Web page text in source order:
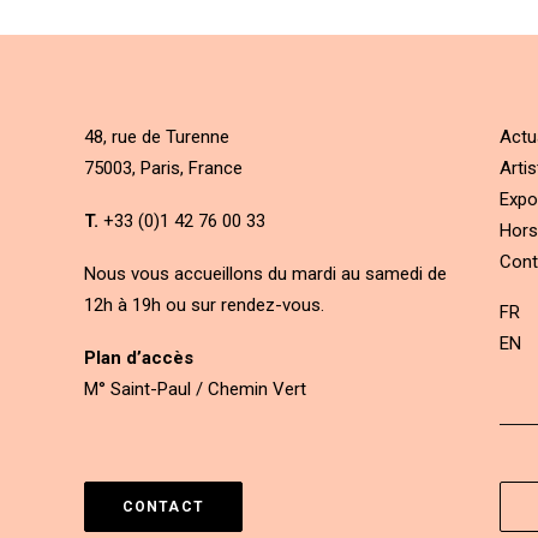
48, rue de Turenne
75003, Paris, France
T. +33 (0)1 42 76 00 33
Nous vous accueillons du mardi au samedi de
12h à 19h ou sur rendez-vous.
Plan d’accès
M° Saint-Paul / Chemin Vert
FR
EN
CONTACT